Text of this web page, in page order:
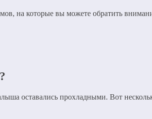
на которые вы можете обратить
оставались прохладными. Вот